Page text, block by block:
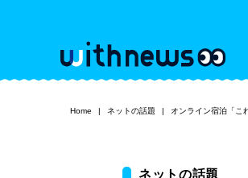
Home ネットの話題 オンライン宿泊「こ
ネットの話題